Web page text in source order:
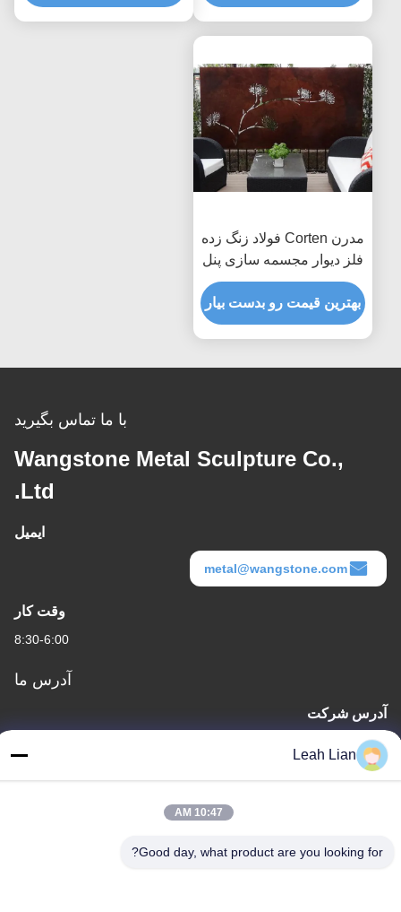
مدرن Corten فولاد زنگ زده
فلز دیوار مجسمه سازی پنل
هنر، مجسمه سازی فلز
دیوار هنر
بهترین قیمت رو بدست بیار
با ما تماس بگیرید
Wangstone Metal Sculpture Co.,
Ltd.
ایمیل
metal@wangstone.com
وقت کار
8:30-6:00
آدرس ما
آدرس شرکت
شماره ۷۲، جاده یونگ جون، روستای ووفنگ، شهر چونگوو، کوانژو،
Leah Lian
10:47 AM
Good day, what product are you looking for?